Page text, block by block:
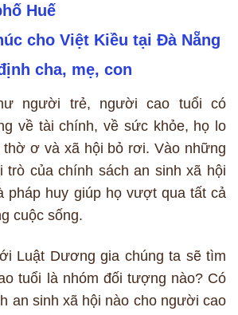
Huế
cho Việt Kiều tại Đà Nẵng
cha, mẹ, con
người trẻ, người cao tuổi có
về tài chính, về sức khỏe, họ lo
thờ ơ và xã hội bỏ rơi. Vào những
trò của chính sách an sinh xã hội
pháp huy giúp họ vượt qua tất cả
cuộc sống.
Luật Dương gia chúng ta sẽ tìm
tuổi là nhóm đối tượng nào? Có
an sinh xã hội nào cho người cao